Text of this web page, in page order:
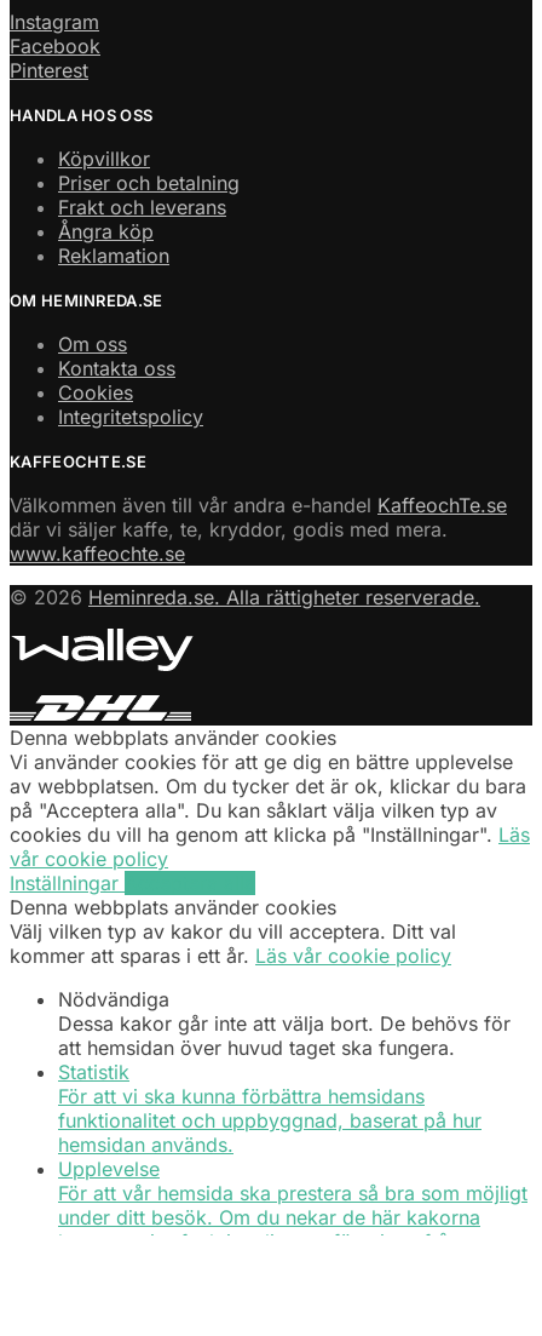
Instagram
Facebook
Pinterest
HANDLA HOS OSS
Köpvillkor
Priser och betalning
Frakt och leverans
Ångra köp
Reklamation
OM HEMINREDA.SE
Om oss
Kontakta oss
Cookies
Integritetspolicy
KAFFEOCHTE.SE
Välkommen även till vår andra e-handel KaffeochTe.se
där vi säljer kaffe, te, kryddor, godis med mera.
www.kaffeochte.se
© 2026 Heminreda.se. Alla rättigheter reserverade.
Denna webbplats använder cookies
Vi använder cookies för att ge dig en bättre upplevelse
av webbplatsen. Om du tycker det är ok, klickar du bara
på "Acceptera alla". Du kan såklart välja vilken typ av
cookies du vill ha genom att klicka på "Inställningar". Läs
vår cookie policy
Inställningar
Denna webbplats använder cookies
Välj vilken typ av kakor du vill acceptera. Ditt val
kommer att sparas i ett år. Läs vår cookie policy
Nödvändiga
Dessa kakor går inte att välja bort. De behövs för
att hemsidan över huvud taget ska fungera.
Statistik
För att vi ska kunna förbättra hemsidans
funktionalitet och uppbyggnad, baserat på hur
hemsidan används.
Upplevelse
För att vår hemsida ska prestera så bra som möjligt
under ditt besök. Om du nekar de här kakorna
kommer viss funktionalitet att försvinna från